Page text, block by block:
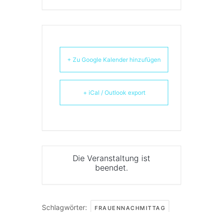
+ Zu Google Kalender hinzufügen
+ iCal / Outlook export
Die Veranstaltung ist
beendet.
Schlagwörter: FRAUENNACHMITTAG